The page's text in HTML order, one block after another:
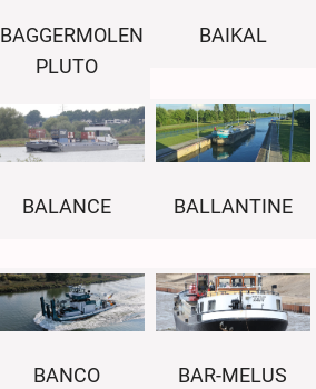
BAGGERMOLEN
PLUTO
BAIKAL
BALANCE BALLANTINE
BANCO BAR-MELUS